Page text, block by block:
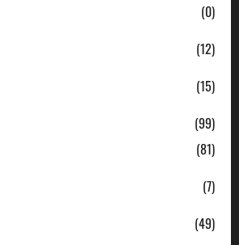
(0)
(12)
(15)
(99)
(81)
(7)
(49)